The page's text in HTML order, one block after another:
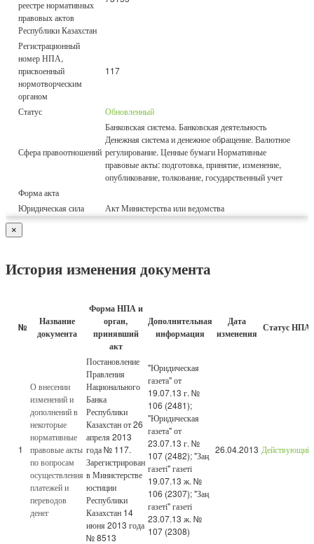
реестре нормативных
правовых актов
Республики Казахстан
Регистрационный
номер НПА,
присвоенный
нормотворческим
органом
117
Статус Обновленный
Сфера правоотношений
Банковская система. Банковская деятельность
Денежная система и денежное обpащение. Валютное
регулирование. Ценные бумаги Нормативные
правовые акты: подготовка, принятие, изменение,
опубликование, толкование, государственный учет
Форма акта
Юридическая сила
Акт Министерства или ведомства
×
История изменения документа
№
Название
документа
Форма НПА и
орган,
принявший
акт
Дополнительная
информация
Дата
изменения Статус НПА
1
О внесении
изменений и
дополнений в
некоторые
нормативные
правовые акты
по вопросам
осуществления
платежей и
переводов
денег
Постановление
Правления
Национального
Банка
Республики
Казахстан от 26
апреля 2013
года № 117.
Зарегистрирован
в Министерстве
юстиции
Республики
Казахстан 14
июня 2013 года
№ 8513
"Юридическая
газета" от
19.07.13 г. №
106 (2481);
"Юридическая
газета" от
23.07.13 г. №
107 (2482); "Заң
газеті" газеті
19.07.13 ж. №
106 (2307); "Заң
газеті" газеті
23.07.13 ж. №
107 (2308)
26.04.2013 Действующий